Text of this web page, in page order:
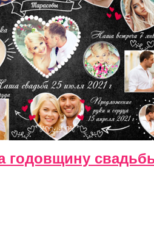
годовщину